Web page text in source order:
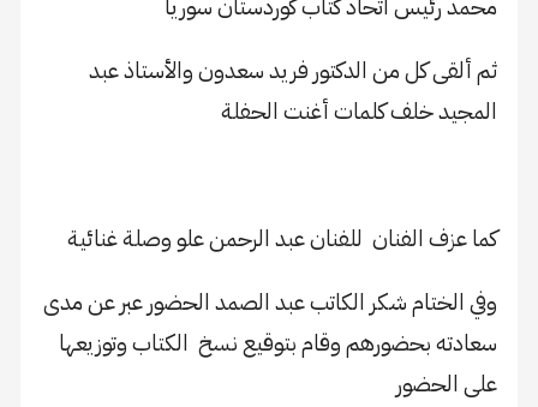
ثم ألقى كل من الدكتور فريد سعدون والأستاذ عبد
المجيد خلف كلمات أغنت الحفلة
كما عزف الفنان للفنان عبد الرحمن علو وصلة غنائية
وفي الختام شكر الكاتب عبد الصمد الحضور عبر عن مدى
سعادته بحضورهم وقام بتوقيع نسخ الكتاب وتوزيعها
على الحضور